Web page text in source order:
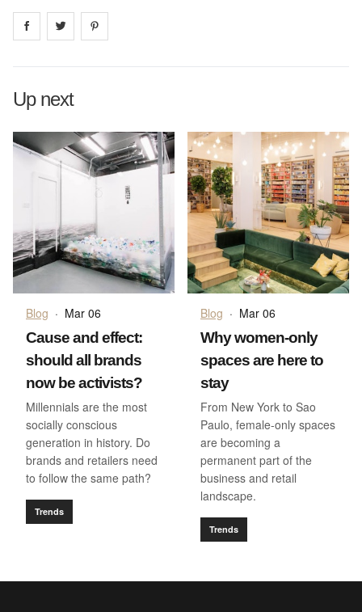
Share on facebook
Share on
Up next
Blog · Mar 06
Cause and effect:
should all brands
now be activists?
Millennials are the most
socially conscious
generation in history. Do
brands and retailers need
to follow the same path?
Trends
Blog · Mar 06
Why women-only
spaces are here to
stay
From New York to Sao
Paulo, female-only spaces
are becoming a
permanent part of the
business and retail
landscape.
Trends